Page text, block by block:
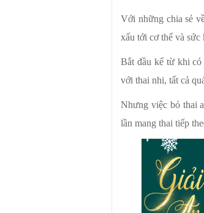
Với những chia sẻ
xấu tới cơ thể và
Bắt đầu kể từ khi có
với thai nhi, tất cả
Nhưng việc bỏ thai
lần mang thai tiếp